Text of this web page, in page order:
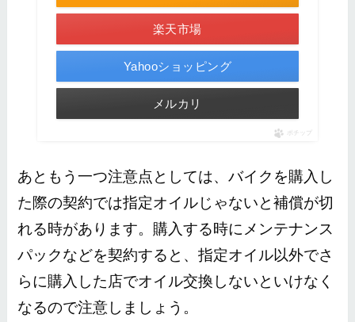
楽天市場
Yahooショッピング
メルカリ
ポチップ
あともう一つ注意点としては、バイクを購入し
た際の契約では指定オイルじゃないと補償が切
れる時があります。 購入する時にメンテナンス
パックなどを契約すると、指定オイル以外でさ
らに購入した店でオイル交換しないといけなく
なるので注意しましょう。